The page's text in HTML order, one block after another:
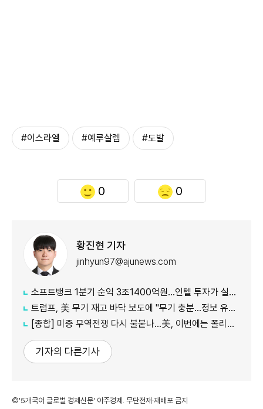
#이스라엘 #예루살렘 #도발
0 0
황진현 기자
jinhyun97@ajunews.com
소프트뱅크 1분기 순익 3조1400억원…인텔 투자가 실적 견인
트럼프, 美 무기 재고 바닥 보도에 "무기 충분…정보 유출자에 장기형"
[종합] 미중 무역전쟁 다시 불붙나…美, 이번에는 폴리실리콘 관세 15% 추진
기자의 다른기사
©'5개국어 글로벌 경제신문' 아주경제. 무단전재·재배포 금지